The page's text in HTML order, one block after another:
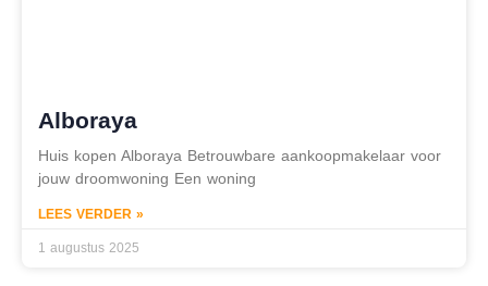
Alboraya
Huis kopen Alboraya Betrouwbare aankoopmakelaar voor
jouw droomwoning Een woning
LEES VERDER »
1 augustus 2025